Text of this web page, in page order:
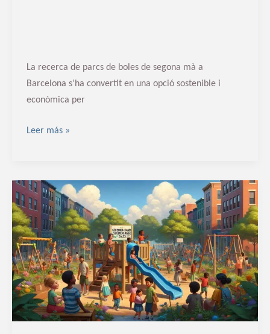
La recerca de parcs de boles de segona mà a
Barcelona s’ha convertit en una opció sostenible i
econòmica per
Leer más »
Venda
de
parcs
infantils
de
segona
mà
a
Barcelona